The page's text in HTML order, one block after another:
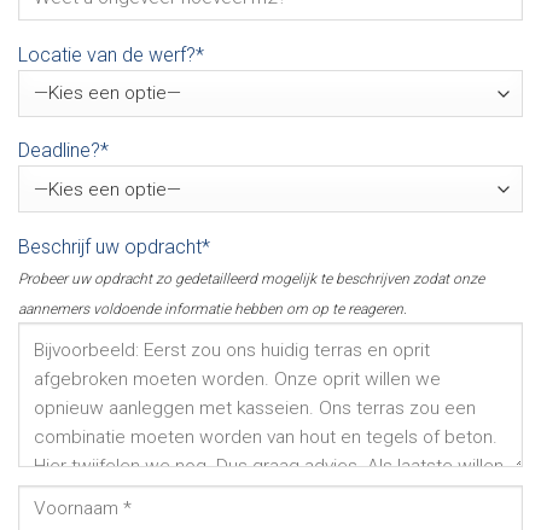
Locatie van de werf?*
Deadline?*
Beschrijf uw opdracht*
Probeer uw opdracht zo gedetailleerd mogelijk te beschrijven zodat onze
aannemers voldoende informatie hebben om op te reageren.